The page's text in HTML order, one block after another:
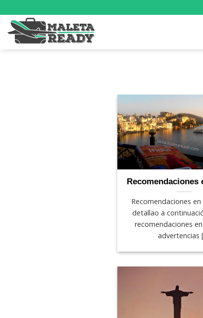
al
contenido
Recomendaciones
Recomendaciones en
detallao a
recomendaciones
advertencias